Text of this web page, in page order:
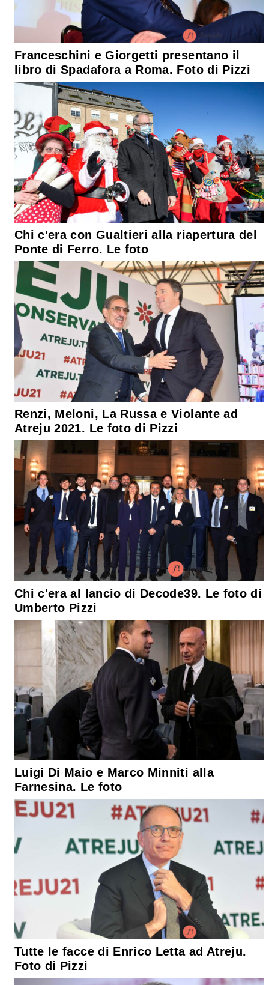
Franceschini e Giorgetti presentano il
libro di Spadafora a Roma. Foto di Pizzi
Chi c'era con Gualtieri alla riapertura del
Ponte di Ferro. Le foto
Renzi, Meloni, La Russa e Violante ad
Atreju 2021. Le foto di Pizzi
Chi c'era al lancio di Decode39. Le foto di
Umberto Pizzi
Luigi Di Maio e Marco Minniti alla
Farnesina. Le foto
Tutte le facce di Enrico Letta ad Atreju.
Foto di Pizzi